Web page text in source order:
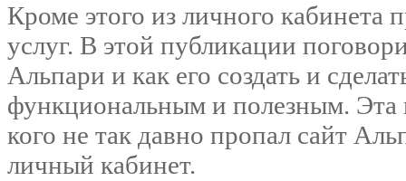
Кроме этого из личного
услуг. В этой публикации
Альпари и как его создать и
функциональным и полезным. Эта
кого не так давно пропал сайт
личный кабинет.